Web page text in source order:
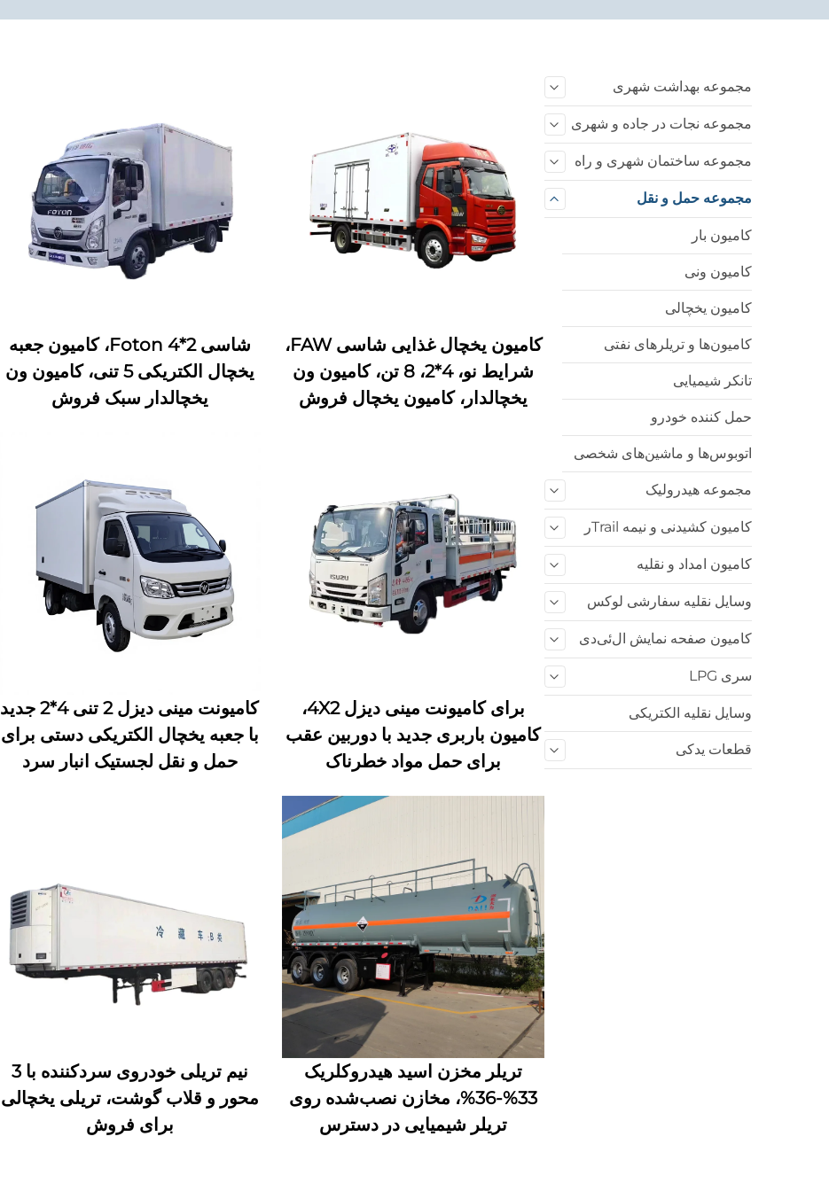
مجموعه بهداشت شهری
مجموعه نجات در جاده و شهری
مجموعه ساختمان شهری و راه
مجموعه حمل و نقل
کامیون بار
کامیون ونی
کامیون یخچالی
کامیون‌ها و تریلرهای نفتی
تانکر شیمیایی
حمل کننده خودرو
اتوبوس‌ها و ماشین‌های شخصی
مجموعه هیدرولیک
کامیون کشیدنی و نیمه‌ Trailر
کامیون امداد و نقلیه
وسایل نقلیه سفارشی لوکس
کامیون صفحه نمایش ال‌ئی‌دی
سری LPG
وسایل نقلیه الکتریکی
قطعات یدکی
کامیون یخچال غذایی شاسی FAW،
شرایط نو، 4*2، 8 تن، کامیون ون
یخچالدار، کامیون یخچال فروش
شاسی Foton 4*2، کامیون جعبه
یخچال الکتریکی 5 تنی، کامیون ون
یخچالدار سبک فروش
برای کامیونت مینی دیزل 4X2،
کامیون باربری جدید با دوربین عقب
برای حمل مواد خطرناک
کامیونت مینی دیزل 2 تنی 4*2 جدید
با جعبه یخچال الکتریکی دستی برای
حمل و نقل لجستیک انبار سرد
تریلر مخزن اسید هیدروکلریک
33%-36%، مخازن نصب‌شده روی
تریلر شیمیایی در دسترس
نیم تریلی خودروی سردکننده با 3
محور و قلاب گوشت، تریلی یخچالی
برای فروش